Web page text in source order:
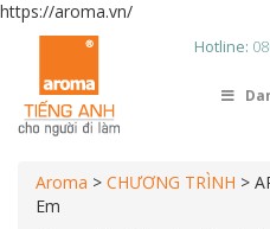
https://aroma.vn/
Hotline:
Aroma > CHƯƠNG TRÌNH >
Em